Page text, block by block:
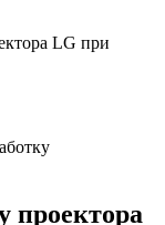
LG при
проектора